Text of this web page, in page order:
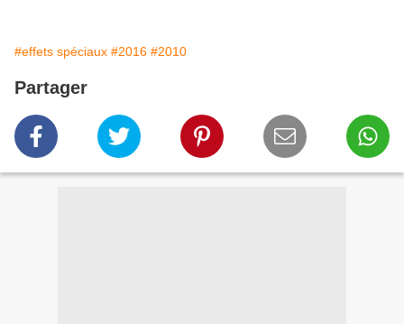
#effets spéciaux #2016 #2010
Partager